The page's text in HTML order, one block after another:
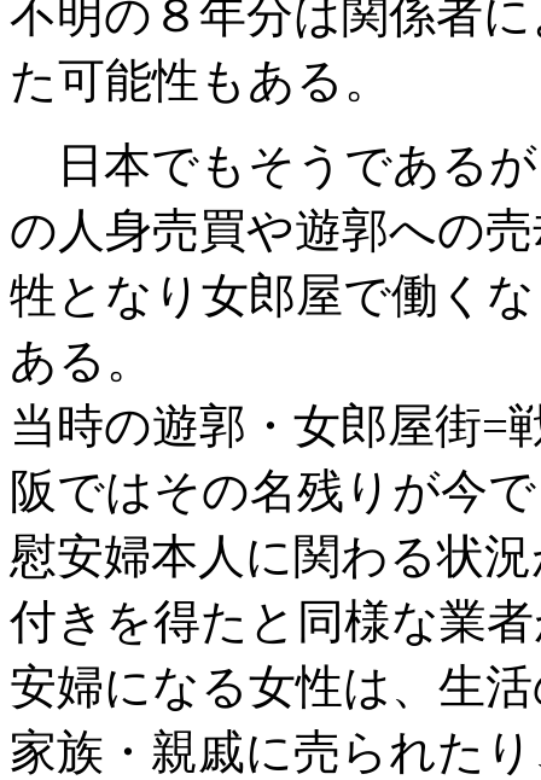
不明の８年分は関係者
た可能性もある。
日本でもそうである
の人身売買や遊郭への
牲となり女郎屋で働く
ある。
当時の遊郭・女郎屋街=
阪ではその名残りが今
慰安婦本人に関わる状
付きを得たと同様な業
安婦になる女性は、生
家族・親戚に売られた